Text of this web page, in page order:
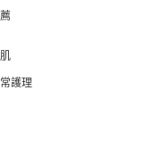
護理